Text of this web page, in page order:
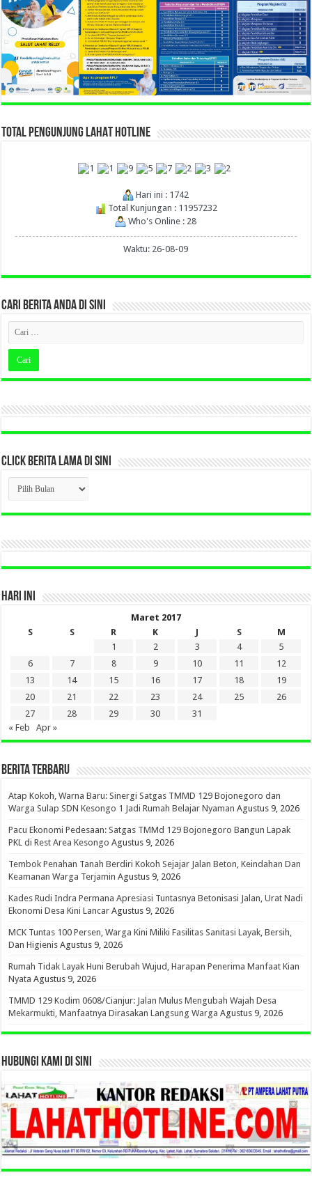
TOTAL PENGUNJUNG LAHAT HOTLINE
Hari ini : 1742
Total Kunjungan : 11957232
Who's Online : 28
Waktu: 26-08-09
CARI BERITA ANDA DI SINI
CLICK BERITA LAMA DI SINI
CLICK
BERITA
LAMA
DI
HARI INI
Maret 2017
S
S R K J S
M
1
2 3 4
5
6
7 8 9 10 11
12
13
14 15 16 17 18
19
20
21 22 23 24 25
26
27
28 29 30
31
« Feb
Apr »
BERITA TERBARU
Atap Kokoh, Warna Baru: Sinergi Satgas TMMD 129 Bojonegoro dan
Warga Sulap SDN Kesongo 1 Jadi Rumah Belajar Nyaman Agustus 9, 2026
Pacu Ekonomi Pedesaan: Satgas TMMd 129 Bojonegoro Bangun Lapak
PKL di Rest Area Kesongo Agustus 9, 2026
Tembok Penahan Tanah Berdiri Kokoh Sejajar Jalan Beton, Keindahan Dan
Keamanan Warga Terjamin Agustus 9, 2026
Kades Rudi Indra Permana Apresiasi Tuntasnya Betonisasi Jalan, Urat Nadi
Ekonomi Desa Kini Lancar Agustus 9, 2026
MCK Tuntas 100 Persen, Warga Kini Miliki Fasilitas Sanitasi Layak, Bersih,
Dan Higienis Agustus 9, 2026
Rumah Tidak Layak Huni Berubah Wujud, Harapan Penerima Manfaat Kian
Nyata Agustus 9, 2026
TMMD 129 Kodim 0608/Cianjur: Jalan Mulus Mengubah Wajah Desa
Mekarmukti, Manfaatnya Dirasakan Langsung Warga Agustus 9, 2026
HUBUNGI KAMI DI SINI